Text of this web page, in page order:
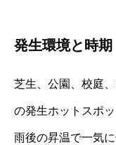
発生環境と時
芝生、公園、校庭
の発生ホットスポ
雨後の昇温で一気